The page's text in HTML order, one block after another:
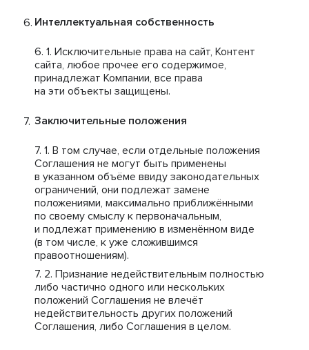
Интеллектуальная собственность
Исключительные права на сайт, Контент
сайта, любое прочее его содержимое,
принадлежат Компании, все права
на эти объекты защищены.
Заключительные положения
В том случае, если отдельные положения
Соглашения не могут быть применены
в указанном объёме ввиду законодательных
ограничений, они подлежат замене
положениями, максимально приближёнными
по своему смыслу к первоначальным,
и подлежат применению в изменённом виде
(в том числе, к уже сложившимся
правоотношениям).
Признание недействительным полностью
либо частично одного или нескольких
положений Соглашения не влечёт
недействительность других положений
Соглашения, либо Соглашения в целом.